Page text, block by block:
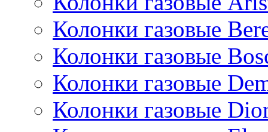
Колонки газовые
Колонки газовые
Колонки газовые
Колонки газовые